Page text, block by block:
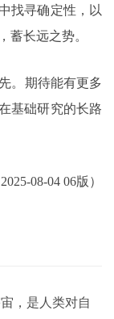
找寻确定性，以
蓄长远之势。
。期待能有更多
基础研究的长路
08-04 06版）
，是人类对自